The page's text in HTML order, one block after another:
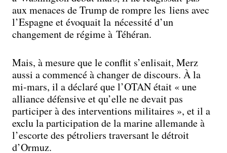
aux menaces de Trump de rompre les liens avec
l’Espagne et évoquait la nécessité d’un
changement de régime à Téhéran.
Mais, à mesure que le conflit s’enlisait, Merz
aussi a commencé à changer de discours. À la
mi-mars, il a déclaré que l’OTAN était « une
alliance défensive et qu’elle ne devait pas
participer à des interventions militaires », et il a
exclu la participation de la marine allemande à
l’escorte des pétroliers traversant le détroit
d’Ormuz.